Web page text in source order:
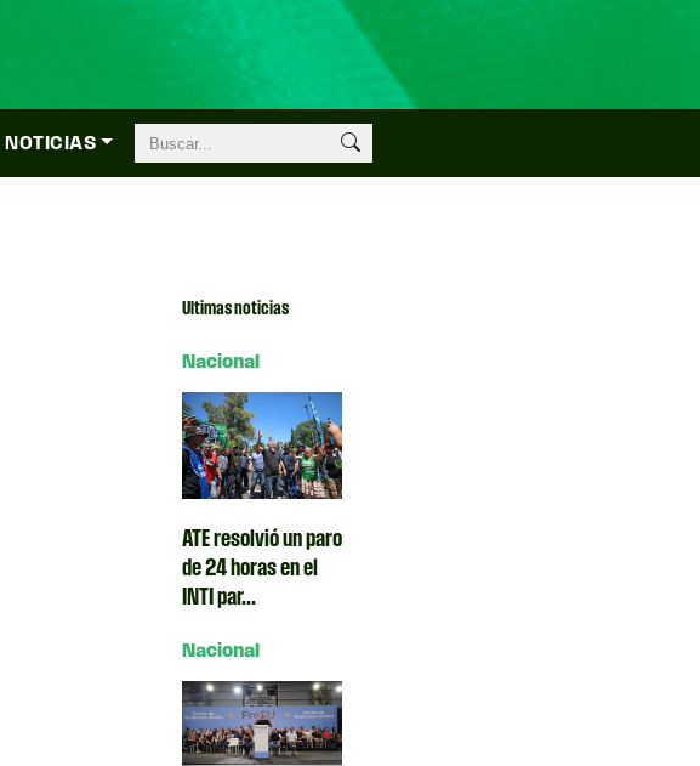
NOTICIAS
Ultimas noticias
Nacional
ATE resolvió un paro
de 24 horas en el
INTI par...
Nacional